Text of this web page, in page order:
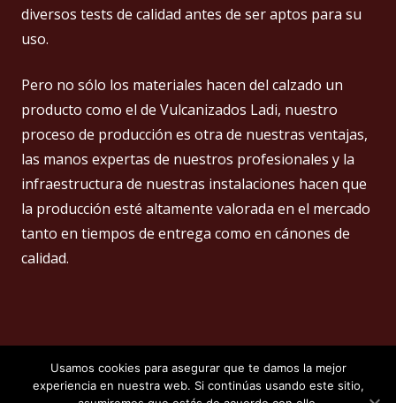
diversos tests de calidad antes de ser aptos para su
uso.
Pero no sólo los materiales hacen del calzado un
producto como el de Vulcanizados Ladi, nuestro
proceso de producción es otra de nuestras ventajas,
las manos expertas de nuestros profesionales y la
infraestructura de nuestras instalaciones hacen que
la producción esté altamente valorada en el mercado
tanto en tiempos de entrega como en cánones de
calidad.
Carretera Casa del León, S/N. Km2,2. Telf: 966 630 531
Usamos cookies para asegurar que te damos la mejor
experiencia en nuestra web. Si continúas usando este sitio,